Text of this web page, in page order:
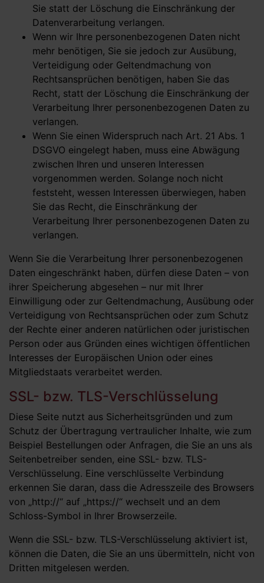
Sie statt der Löschung die Einschränkung der
Datenverarbeitung verlangen.
Wenn wir Ihre personenbezogenen Daten nicht
mehr benötigen, Sie sie jedoch zur Ausübung,
Verteidigung oder Geltendmachung von
Rechtsansprüchen benötigen, haben Sie das
Recht, statt der Löschung die Einschränkung der
Verarbeitung Ihrer personenbezogenen Daten zu
verlangen.
Wenn Sie einen Widerspruch nach Art. 21 Abs. 1
DSGVO eingelegt haben, muss eine Abwägung
zwischen Ihren und unseren Interessen
vorgenommen werden. Solange noch nicht
feststeht, wessen Interessen überwiegen, haben
Sie das Recht, die Einschränkung der
Verarbeitung Ihrer personenbezogenen Daten zu
verlangen.
Wenn Sie die Verarbeitung Ihrer personenbezogenen
Daten eingeschränkt haben, dürfen diese Daten – von
ihrer Speicherung abgesehen – nur mit Ihrer
Einwilligung oder zur Geltendmachung, Ausübung oder
Verteidigung von Rechtsansprüchen oder zum Schutz
der Rechte einer anderen natürlichen oder juristischen
Person oder aus Gründen eines wichtigen öffentlichen
Interesses der Europäischen Union oder eines
Mitgliedstaats verarbeitet werden.
SSL- bzw. TLS-Verschlüsselung
Diese Seite nutzt aus Sicherheitsgründen und zum
Schutz der Übertragung vertraulicher Inhalte, wie zum
Beispiel Bestellungen oder Anfragen, die Sie an uns als
Seitenbetreiber senden, eine SSL- bzw. TLS-
Verschlüsselung. Eine verschlüsselte Verbindung
erkennen Sie daran, dass die Adresszeile des Browsers
von „http://“ auf „https://“ wechselt und an dem
Schloss-Symbol in Ihrer Browserzeile.
Wenn die SSL- bzw. TLS-Verschlüsselung aktiviert ist,
können die Daten, die Sie an uns übermitteln, nicht von
Dritten mitgelesen werden.